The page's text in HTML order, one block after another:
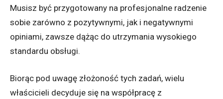
Musisz być przygotowany na profesjonalne radzenie
sobie zarówno z pozytywnymi, jak i negatywnymi
opiniami, zawsze dążąc do utrzymania wysokiego
standardu obsługi.
Biorąc pod uwagę złożoność tych zadań, wielu
właścicieli decyduje się na współpracę z